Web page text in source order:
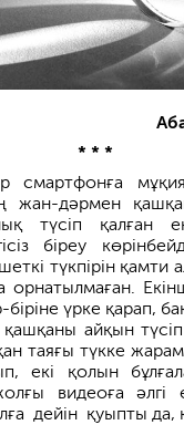
* * *
смартфонға
жан-дәрмен
түсіп қалған
біреу
түкпірін қамти
орна­тылмаған.
үрке қарап,
айқын түсіп
таяғы түкке
екі қолын
видео­ға әлгі
дейін қуыпты да,